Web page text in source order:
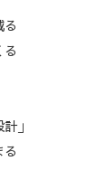
る
」
る